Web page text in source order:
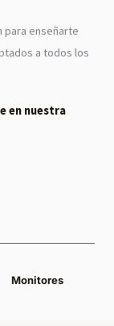
enseñarte
a todos los
en nuestra
Monitores